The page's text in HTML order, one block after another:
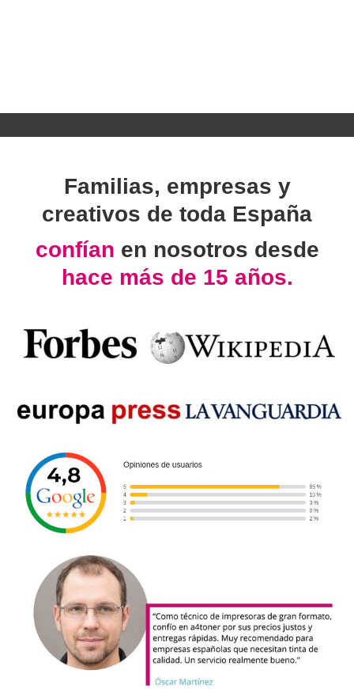
Familias, empresas y
creativos de toda España
confían en nosotros desde
hace más de 15 años.